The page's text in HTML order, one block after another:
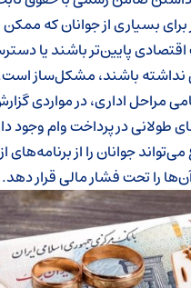
برای بسیاری از جوانان که
پایین‌تر باشند یا
باشند، مشکل‌ساز
مراحل اداری، در مواردی
طولانی در پرداخت وام وجود
جوانان را از برنامه‌های
آن‌ها را تحت فشار مالی قرار دهد.